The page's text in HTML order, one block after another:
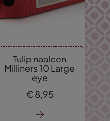
Tulip naalden
Milliners 10 Large
eye
€ 8,95